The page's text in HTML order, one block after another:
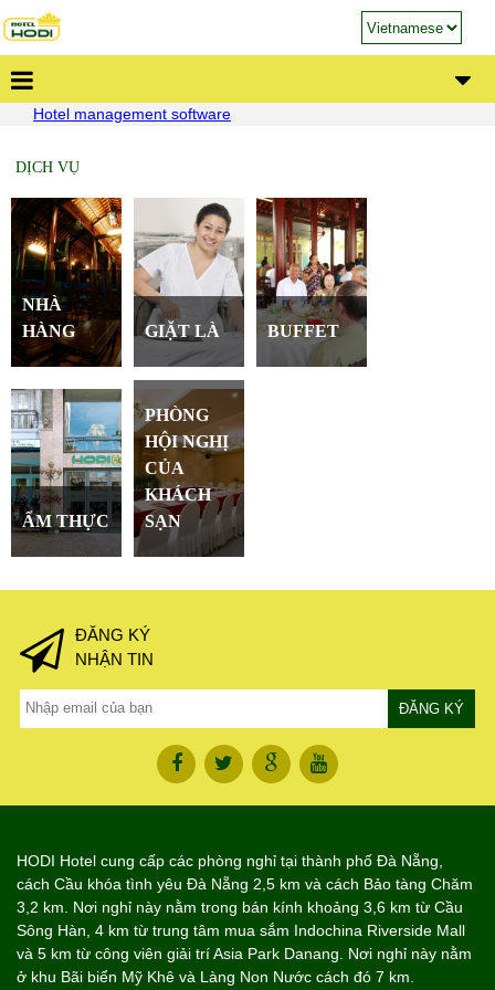
Hotel management software
DỊCH VỤ
NHÀ
HÀNG
GIẶT LÀ BUFFET
ẨM THỰC
PHÒNG
HỘI NGHỊ
CỦA
KHÁCH
SẠN
ĐĂNG KÝ
NHẬN TIN
HODI Hotel cung cấp các phòng nghỉ tại thành phố Đà Nẵng,
cách Cầu khóa tình yêu Đà Nẵng 2,5 km và cách Bảo tàng Chăm
3,2 km. Nơi nghỉ này nằm trong bán kính khoảng 3,6 km từ Cầu
Sông Hàn, 4 km từ trung tâm mua sắm Indochina Riverside Mall
và 5 km từ công viên giải trí Asia Park Danang. Nơi nghỉ này nằm
ở khu Bãi biển Mỹ Khê và Làng Non Nước cách đó 7 km.